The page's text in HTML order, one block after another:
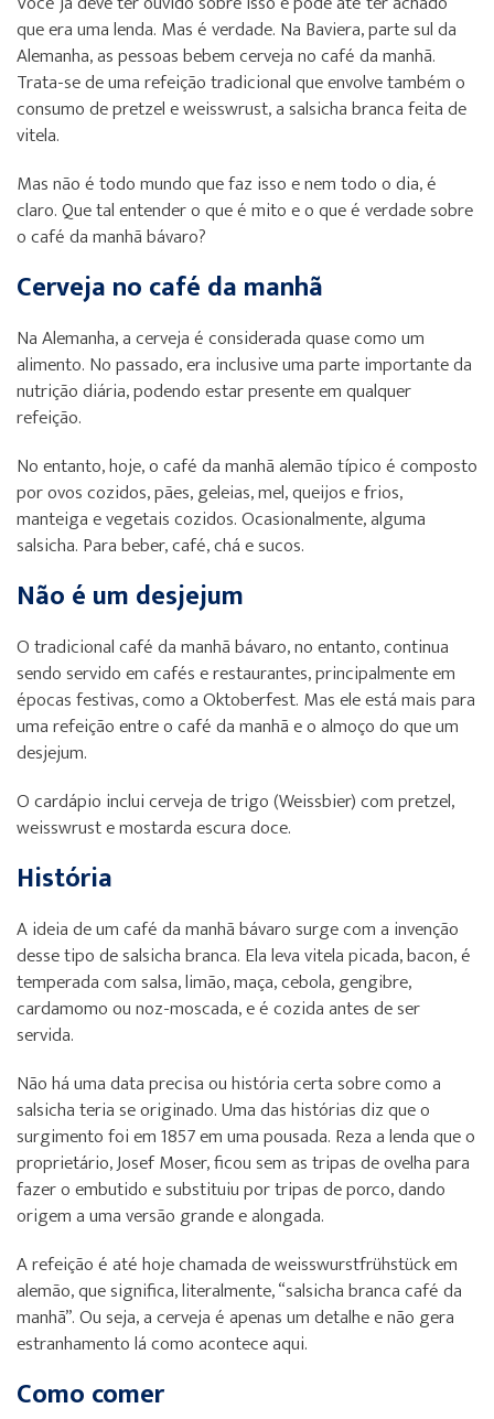
que era uma lenda. Mas é verdade. Na Baviera, parte sul da
Alemanha, as pessoas bebem cerveja no café da manhã.
Trata-se de uma refeição tradicional que envolve também o
consumo de pretzel e weisswrust, a salsicha branca feita de
vitela.
Mas não é todo mundo que faz isso e nem todo o dia, é
claro. Que tal entender o que é mito e o que é verdade sobre
o café da manhã bávaro?
Cerveja no café da manhã
Na Alemanha, a cerveja é considerada quase como um
alimento. No passado, era inclusive uma parte importante da
nutrição diária, podendo estar presente em qualquer
refeição.
No entanto, hoje, o café da manhã alemão típico é composto
por ovos cozidos, pães, geleias, mel, queijos e frios,
manteiga e vegetais cozidos. Ocasionalmente, alguma
salsicha. Para beber, café, chá e sucos.
Não é um desjejum
O tradicional café da manhã bávaro, no entanto, continua
sendo servido em cafés e restaurantes, principalmente em
épocas festivas, como a Oktoberfest. Mas ele está mais para
uma refeição entre o café da manhã e o almoço do que um
desjejum.
O cardápio inclui cerveja de trigo (Weissbier) com pretzel,
weisswrust e mostarda escura doce.
História
A ideia de um café da manhã bávaro surge com a invenção
desse tipo de salsicha branca. Ela leva vitela picada, bacon, é
temperada com salsa, limão, maça, cebola, gengibre,
cardamomo ou noz-moscada, e é cozida antes de ser
servida.
Não há uma data precisa ou história certa sobre como a
salsicha teria se originado. Uma das histórias diz que o
surgimento foi em 1857 em uma pousada. Reza a lenda que o
proprietário, Josef Moser, ficou sem as tripas de ovelha para
fazer o embutido e substituiu por tripas de porco, dando
origem a uma versão grande e alongada.
A refeição é até hoje chamada de weisswurstfrühstück em
alemão, que significa, literalmente, “salsicha branca café da
manhã”. Ou seja, a cerveja é apenas um detalhe e não gera
estranhamento lá como acontece aqui.
Como comer